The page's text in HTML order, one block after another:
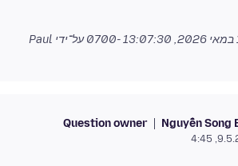
על־ידי Paul
Nguyễn Song
Question owner